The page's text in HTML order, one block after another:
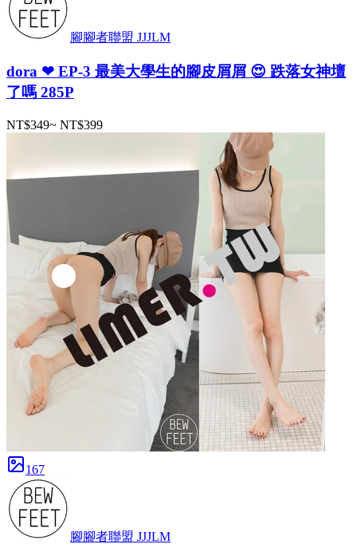
腳腳者聯盟 JJJLM
dora ❤ EP-3 最美大學生的腳皮屑屑 😍 跌落女神壇
了嗎 285P
NT$349~ NT$399
167
腳腳者聯盟 JJJLM